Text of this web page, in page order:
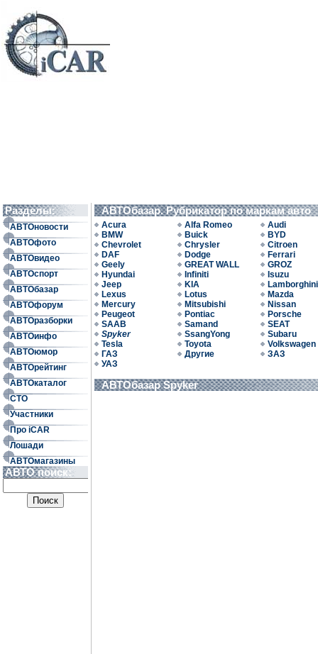
Разделы:
АВТОновости
АВТОфото
АВТОвидео
АВТОспорт
АВТОбазар
АВТОфорум
АВТОразборки
АВТОинфо
АВТОюмор
АВТОрейтинг
АВТОкаталог
СТО
Участники
Про iCAR
Лошади
АВТОмагазины
АВТО поиск:
АВТОбазар. Рубрикатор по маркам авто
Acura Alfa Romeo
Audi
BMW
Buick
BYD
Chevrolet
Chrysler
Citroen
DAF
Dodge
Ferrari
Geely
GREAT WALL
GROZ
Hyundai
Infiniti
Isuzu
Jeep
KIA
Lamborghini
Lexus
Lotus
Mazda
Mercury
Mitsubishi
Nissan
Peugeot
Pontiac
Porsche
SAAB
Samand
SEAT
Spyker
SsangYong
Subaru
Tesla
Toyota
Volkswagen
ГАЗ
Другие
ЗАЗ
УАЗ
АВТОбазар Spyker